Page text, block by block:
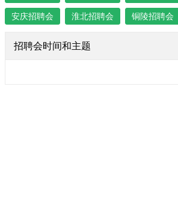
安庆招聘会 淮北招聘会 铜陵招聘会
招聘会时间和主题